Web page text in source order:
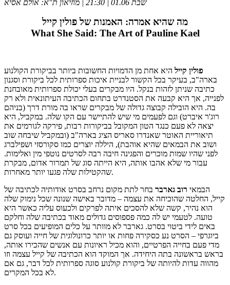
שבת 01.06 | 21:30 | מוזיאון ת"א: אולם אסיא
מה שהיא אמרה: האמנות של פולין קייל
What She Said: The Art of Pauline Kael
פולין קייל היא אחת מן הדמויות החשובות ביותר בביקורת הקולנוע
בארה"ב, בעיקר בכל הקשור לבניית איכות ספרותית לכל ביקורת וסגנון
כתיבה שניתן לזהות בנקל. היו מבקרים בעלי יכולת ספרותית מאובחנת
לפנייה, אך היא קבעה את הסטנדרט בתחום הכתיבה העיתונאית ולא רק
בה. היא הובילה קבוצה גדולה של מבקרים שראו בה מורת דרך (בניהם
רוג'ר איברט) וגם לפעמים מי שיש להתיישר עם הקו שלה. במקביל, היא
יצאה לא פעם כנגד הטון המקובל בביקורות רבות, פירקה לגורמים את
תיאוריית האוטר שאנדרו סאריס הציג בארה"ב (ובמקביל שיבחה שוב
ושוב את הבמאים שהיא אוהבת), היללה יוצרים כמו סקורסזי ושפילברג
לפני שהיו שמות מוכרים והפגינה חיבה רבה לסרטים נוטפי מין ואלימות.
עבור מי שלא אהבו אותה, היא הייתה סוג של תמרור אדום, מבקרת
שהקטילות שלה פגעו יותר מאחרות.
הבמאי רוב גארבר בחר לתת מקום נרחב בסרט אודותיה לכתיבה של
קייל, החלטה שהוכיחה את עצמה – מדובר באישה שנונה שכל נימוק שלה
הוא נהיר, קשה שלא להסכים איתה לפרקים ולכעוס עליה כאשר היא
טועה. לטעמי יש לה כמה פספוסים גדולים מאוד בכתיבה שלה וחלקם
באים לידי ביטוי בסרט. גארבר לא מוותר על כלים המופיעים בכל סרט
ביוגרפי – הסרט נע כסקירה פחות או יותר כרונולוגית של חייה ועוסק גם
מדי פעם בחייה הפרטיים, והוא מכיל ראיונות עם אנשים שהכירו אותה,
בראש בראשונה בתה היחידה. אך המוקד הוא הכתיבה של קייל עצמה וזו
מהווה עדות להיותה של ביקורת קולנוע סוגה ספרותית לכל דבר, גם אם
לא בכל המקרים.